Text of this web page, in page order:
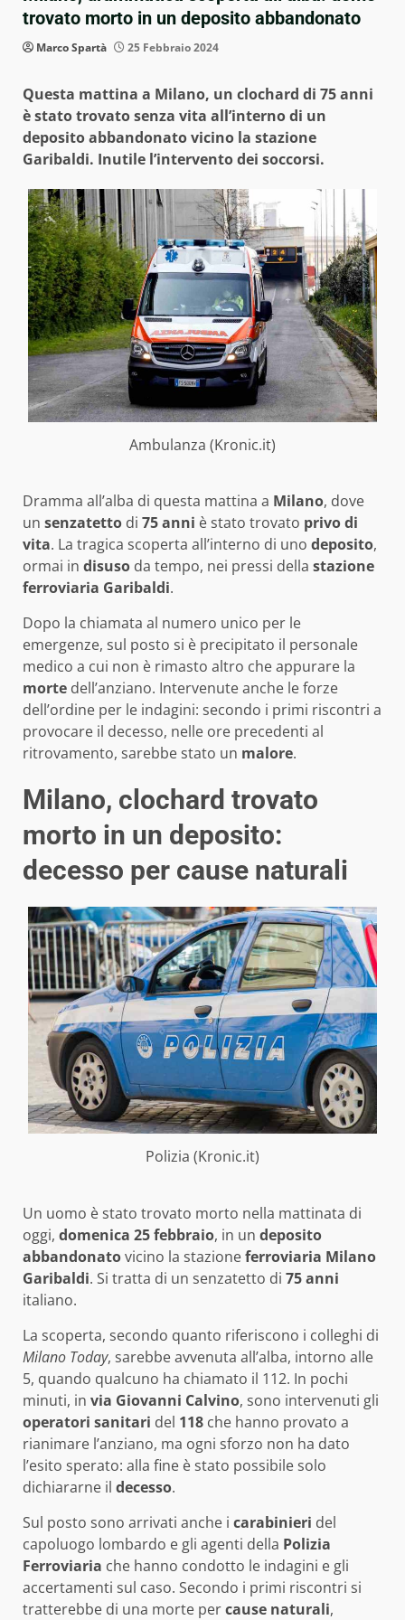
trovato morto in un deposito abbandonato
Marco Spartà 25 Febbraio 2024
Questa mattina a Milano, un clochard di 75 anni
è stato trovato senza vita all’interno di un
deposito abbandonato vicino la stazione
Garibaldi. Inutile l’intervento dei soccorsi.
Ambulanza (Kronic.it)
Dramma all’alba di questa mattina a Milano, dove
un senzatetto di 75 anni è stato trovato privodi
vita. La tragica scoperta all’interno di uno deposito,
ormai in disuso da tempo, nei pressi della stazione
ferroviaria Garibaldi.
Dopo la chiamata al numero unico per le
emergenze, sul posto si è precipitato il personale
medico a cui non è rimasto altro che appurare la
morte dell’anziano. Intervenute anche le forze
dell’ordine per le indagini: secondo i primi riscontri a
provocare il decesso, nelle ore precedenti al
ritrovamento, sarebbe stato un malore.
Milano, clochard trovato
morto in un deposito:
decesso per cause naturali
Polizia (Kronic.it)
Un uomo è stato trovato morto nella mattinata di
oggi, domenica 25 febbraio, in un deposito
abbandonatovicino la stazioneferroviaria Milano
Garibaldi. Si tratta di un senzatetto di 75 anni
italiano.
La scoperta, secondo quanto riferiscono i colleghi di
Milano Today, sarebbe avvenuta all’alba, intorno alle
5, quando qualcuno ha chiamato il 112. In pochi
minuti, in via Giovanni Calvino, sono intervenuti gli
operatori sanitari del 118 che hanno provato a
rianimare l’anziano, ma ogni sforzo non ha dato
l’esito sperato: alla fine è stato possibile solo
dichiararne il decesso.
Sul posto sono arrivati anche i carabinieri del
capoluogo lombardo e gli agenti della Polizia
Ferroviaria che hanno condotto le indagini e gli
accertamenti sul caso. Secondo i primi riscontri si
tratterebbe di una morte percause naturali,